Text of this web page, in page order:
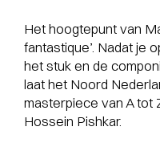
Het hoogtepunt van
fantastique’. Nadat je
het stuk en de
laat het Noord
masterpiece van A tot
Hossein Pishkar.